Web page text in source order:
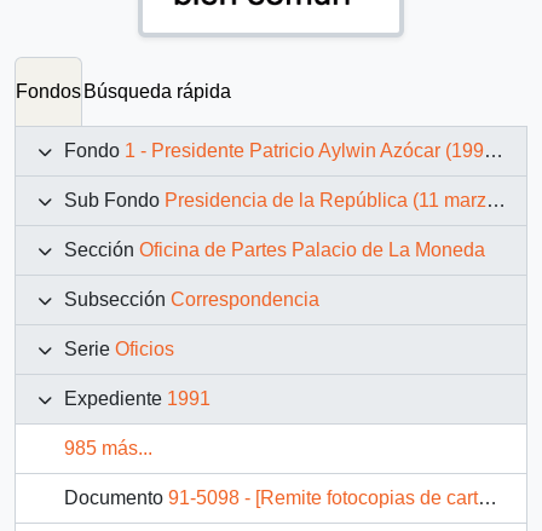
Fondos Búsqueda rápida
Fondo 1 - Presidente Patricio Aylwin Azócar (1990-1994)
Sub Fondo Presidencia de la República (11 marzo 1990 – 11 marzo 1994)
Sección Oficina de Partes Palacio de La Moneda
Subsección Correspondencia
Serie Oficios
Expediente 1991
985 más...
Documento 91-5098 - [Remite fotocopias de cartas que se indica a Presidente de Banco del Estado]